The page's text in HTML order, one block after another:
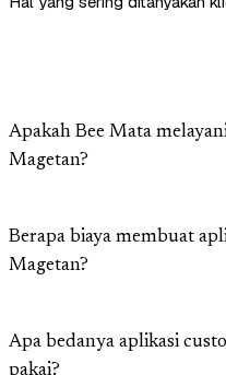
Apakah Bee Mata
Magetan?
Berapa biaya membuat
Magetan?
Apa bedanya aplikasi